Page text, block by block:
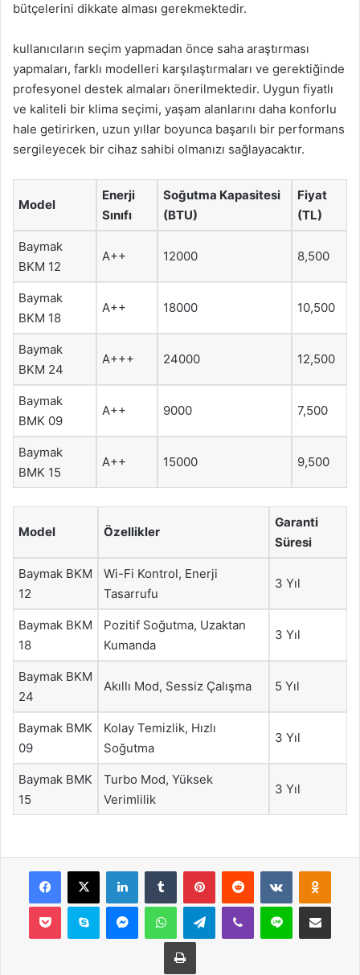
bütçelerini dikkate alması gerekmektedir.
kullanıcıların seçim yapmadan önce saha araştırması
yapmaları, farklı modelleri karşılaştırmaları ve gerektiğinde
profesyonel destek almaları önerilmektedir. Uygun fiyatlı
ve kaliteli bir klima seçimi, yaşam alanlarını daha konforlu
hale getirirken, uzun yıllar boyunca başarılı bir performans
sergileyecek bir cihaz sahibi olmanızı sağlayacaktır.
Model
Enerji
Sınıfı
Soğutma Kapasitesi
(BTU)
Fiyat
(TL)
Baymak
BKM 12
A++ 12000 8,500
Baymak
BKM 18
A++ 18000 10,500
Baymak
BKM 24
A+++ 24000 12,500
Baymak
BMK 09
A++ 9000 7,500
Baymak
BMK 15
A++ 15000 9,500
Model Özellikler
Garanti
Süresi
Baymak BKM
12
Wi-Fi Kontrol, Enerji
Tasarrufu
3 Yıl
Baymak BKM
18
Pozitif Soğutma, Uzaktan
Kumanda
3 Yıl
Baymak BKM
24
Akıllı Mod, Sessiz Çalışma 5 Yıl
Baymak BMK
09
Kolay Temizlik, Hızlı
Soğutma
3 Yıl
Baymak BMK
15
Turbo Mod, Yüksek
Verimlilik
3 Yıl
Facebook
X LinkedInTumblr PinterestReddit VKontakte
Pocket Skype MessengerWhatsAppTelegramViber Line E-Posta ile
Yazdır